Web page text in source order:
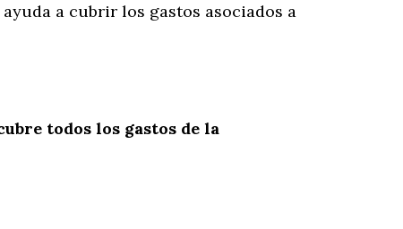
a cubrir los gastos asociados a
todos los gastos de la